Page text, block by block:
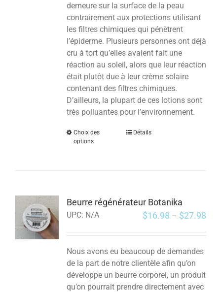
demeure sur la surface de la peau
contrairement aux protections utilisant
les filtres chimiques qui pénètrent
l’épiderme. Plusieurs personnes ont déjà
cru à tort qu’elles avaient fait une
réaction au soleil, alors que leur réaction
était plutôt due à leur crème solaire
contenant des filtres chimiques.
D’ailleurs, la plupart de ces lotions sont
très polluantes pour l’environnement.
Choix des
options
Détails
Beurre régénérateur Botanika
UPC: N/A $16.98 – $27.98
Nous avons eu beaucoup de demandes
de la part de notre clientèle afin qu’on
développe un beurre corporel, un produit
qu’on pourrait prendre directement avec